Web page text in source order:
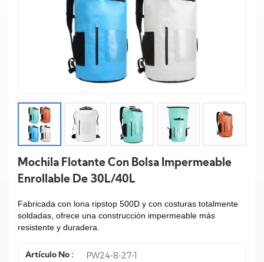
Mochila Flotante Con Bolsa Impermeable
Enrollable De 30L/40L
Fabricada con lona ripstop 500D y con costuras totalmente
soldadas, ofrece una construcción impermeable más
resistente y duradera.
Artículo No : PW24-8-27-1